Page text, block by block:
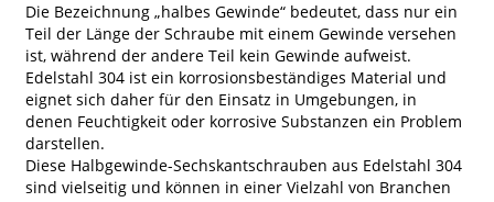
Die Bezeichnung „halbes Gewinde“ bedeutet, dass nur ein
Teil der Länge der Schraube mit einem Gewinde versehen
ist, während der andere Teil kein Gewinde aufweist.
Edelstahl 304 ist ein korrosionsbeständiges Material und
eignet sich daher für den Einsatz in Umgebungen, in
denen Feuchtigkeit oder korrosive Substanzen ein Problem
darstellen.
Diese Halbgewinde-Sechskantschrauben aus Edelstahl 304
sind vielseitig und können in einer Vielzahl von Branchen